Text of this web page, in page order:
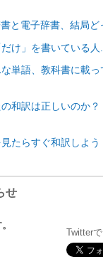
電子辞書、結局ど
」を書いている人
語、教科書に載
訳は正しいのか
らすぐ和訳しよう
せ
Twitter